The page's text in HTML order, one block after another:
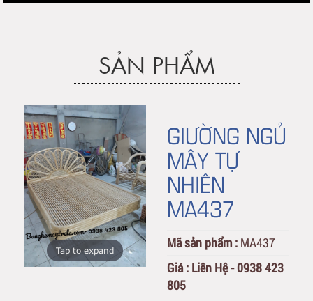
SẢN PHẨM
Tap to expand
GIƯỜNG NGỦ
MÂY TỰ
NHIÊN
MA437
Mã sản phẩm : MA437
Giá : Liên Hệ - 0938 423
805